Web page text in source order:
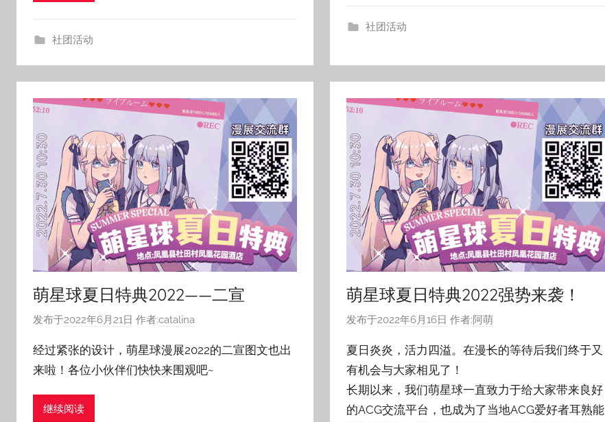
社团活动
社团活动
萌星球夏日特典2022——二宣
发布于2022年6月21日 作者:catalina
经过紧张的设计，萌星球漫展2022的二宣图文也出
来啦！各位小伙伴们快快来围观吧~
继续阅读
萌星球夏日特典2022强势来袭！
发布于2022年6月16日 作者:阿萌
夏日炎炎，活力四溢。在漫长的等待后我们终于又
有机会与大家相见了！
长期以来，我们萌星球一直致力于给大家带来良好
的ACG交流平台，也成为了当地ACG爱好者耳熟能